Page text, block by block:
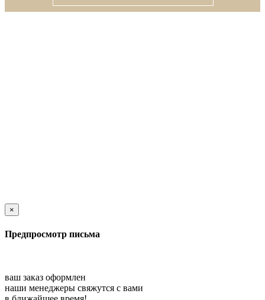
×
Предпросмотр письма
ваш заказ оформлен
наши менеджеры свяжутся с вами